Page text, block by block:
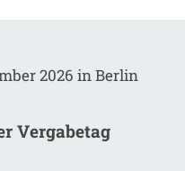
2026 in Berlin
Vergabetag